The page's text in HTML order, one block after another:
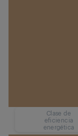
Clase de
eficiencia
energética